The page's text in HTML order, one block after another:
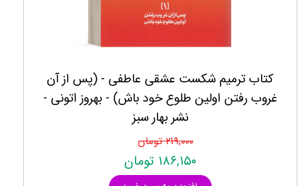
کتاب ترميم شكست عشقی عاطفی - (پس از آن
غروب رفتن اولين طلوع خود باش) - بهروز اتونی -
نشر بهار سبز
۲۱۹,۰۰۰ تومان
۱۸۶,۱۵۰ تومان